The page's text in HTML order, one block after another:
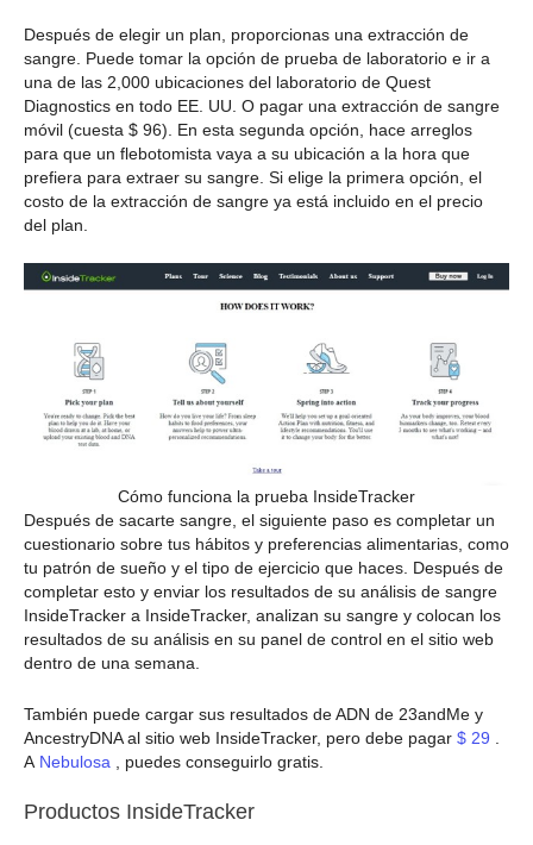
Después de elegir un plan, proporcionas una extracción de
sangre. Puede tomar la opción de prueba de laboratorio e ir a
una de las 2,000 ubicaciones del laboratorio de Quest
Diagnostics en todo EE. UU. O pagar una extracción de sangre
móvil (cuesta $ 96). En esta segunda opción, hace arreglos
para que un flebotomista vaya a su ubicación a la hora que
prefiera para extraer su sangre. Si elige la primera opción, el
costo de la extracción de sangre ya está incluido en el precio
del plan.
Cómo funciona la prueba InsideTracker
Después de sacarte sangre, el siguiente paso es completar un
cuestionario sobre tus hábitos y preferencias alimentarias, como
tu patrón de sueño y el tipo de ejercicio que haces. Después de
completar esto y enviar los resultados de su análisis de sangre
InsideTracker a InsideTracker, analizan su sangre y colocan los
resultados de su análisis en su panel de control en el sitio web
dentro de una semana.
También puede cargar sus resultados de ADN de 23andMe y
AncestryDNA al sitio web InsideTracker, pero debe pagar $ 29
A Nebulosa , puedes conseguirlo gratis.
Productos InsideTracker